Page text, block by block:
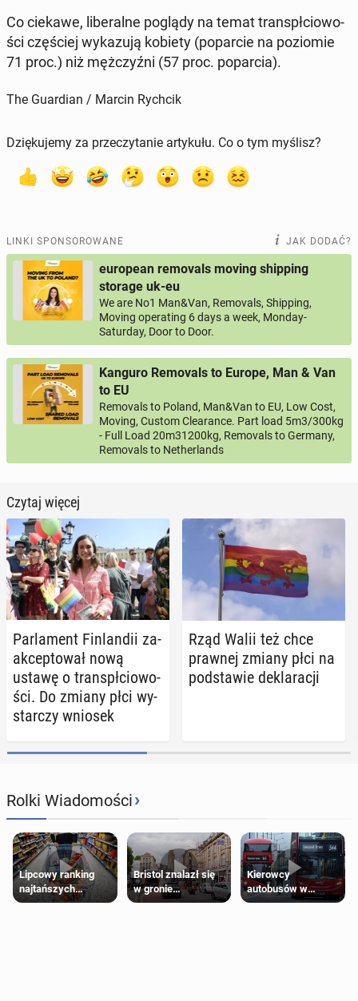
Co ciekawe, li­be­ral­ne poglądy na temat trans­pł­cio­wo­
ści czę­ściej wy­ka­zu­ją kobiety (po­par­cie na po­zio­mie
71 proc.) niż męż­czyź­ni (57 proc. po­par­cia).
The Guardian / Marcin Rychcik
Dziękujemy za przeczytanie artykułu. Co o tym myślisz?
LINKI SPONSOROWANE JAK DODAĆ?
european removals moving shipping
storage uk-eu
We are No1 Man&Van, Removals, Shipping,
Moving operating 6 days a week, Monday-
Saturday, Door to Door.
Kanguro Removals to Europe, Man & Van
to EU
Removals to Poland, Man&Van to EU, Low Cost,
Moving, Custom Clearance. Part load 5m3/300kg
- Full Load 20m31200kg, Removals to Germany,
Removals to Netherlands
Czytaj więcej
Par­la­ment Fin­lan­dii za­
ak­cep­to­wał nową
ustawę o trans­pł­cio­wo­
ści. Do zmiany płci wy­
star­czy wniosek
Rząd Walii też chce
prawnej zmiany płci na
pod­sta­wie de­kla­ra­cji
Rolki Wiadomości›
Lipcowy ranking
najtańszych
supermarketów
Bristol znalazł się
w gronie
najlepszych
Kierowcy
autobusów w
Londynie